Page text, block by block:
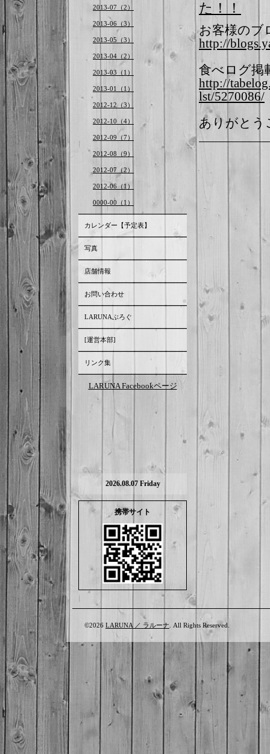
た！！
お客様のブ
http://
食べログ掲
http://
lst/5270086/
ありがと
2013-07（2）
2013-06（3）
2013-05（3）
2013-04（2）
2013-03（1）
2013-01（1）
2012-12（3）
2012-10（4）
2012-09（7）
2012-08（9）
2012-07（2）
2012-06（1）
0000-00（1）
カレンダー【予定表】
写真
店舗情報
お問い合わせ
LARUNAぶろぐ
[運営本部]
リンク集
LARUNA Facebookページ
2026.08.07 Friday
携帯サイト
©2026 LARUNA ／ ラルーナ . All Rights Reserved.